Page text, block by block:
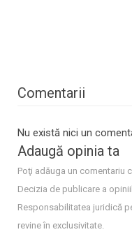
Comentarii
Nu există nici un
Adaugă opinia ta
Poţi adăuga un comentariu
Decizia de publicare a
Responsabilitatea juridică
revine în exclusivitate.